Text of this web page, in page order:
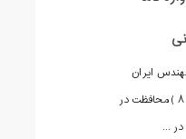
ایران
درباره استاندارد ملی شماره ۷۵۶۴ ( ۱ الی ۸ ) محافظت در
...